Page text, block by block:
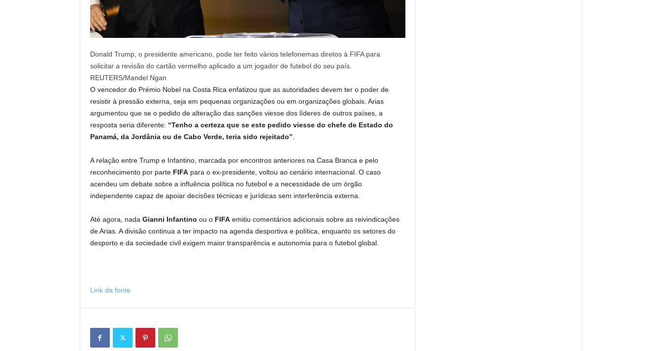
Donald Trump, o presidente americano, pode ter feito vários telefonemas diretos à FIFA para
solicitar a revisão do cartão vermelho aplicado a um jogador de futebol do seu país.
REUTERS/Mandel Ngan
O vencedor do Prémio Nobel na Costa Rica enfatizou que as autoridades devem ter o poder de
resistir à pressão externa, seja em pequenas organizações ou em organizações globais. Arias
argumentou que se o pedido de alteração das sanções viesse dos líderes de outros países, a
resposta seria diferente: “Tenho a certeza que se este pedido viesse do chefe de Estado do
Panamá, da Jordânia ou de Cabo Verde, teria sido rejeitado”
A relação entre Trump e Infantino, marcada por encontros anteriores na Casa Branca e pelo
reconhecimento por parte FIFApara o ex-presidente, voltou ao cenário internacional. O caso
acendeu um debate sobre a influência política no futebol e a necessidade de um órgão
independente capaz de apoiar decisões técnicas e jurídicas sem interferência externa.
Até agora, nada Gianni Infantino ou o FIFAemitiu comentários adicionais sobre as reivindicações
de Arias. A divisão continua a ter impacto na agenda desportiva e política, enquanto os setores do
desporto e da sociedade civil exigem maior transparência e autonomia para o futebol global.
Link da fonte